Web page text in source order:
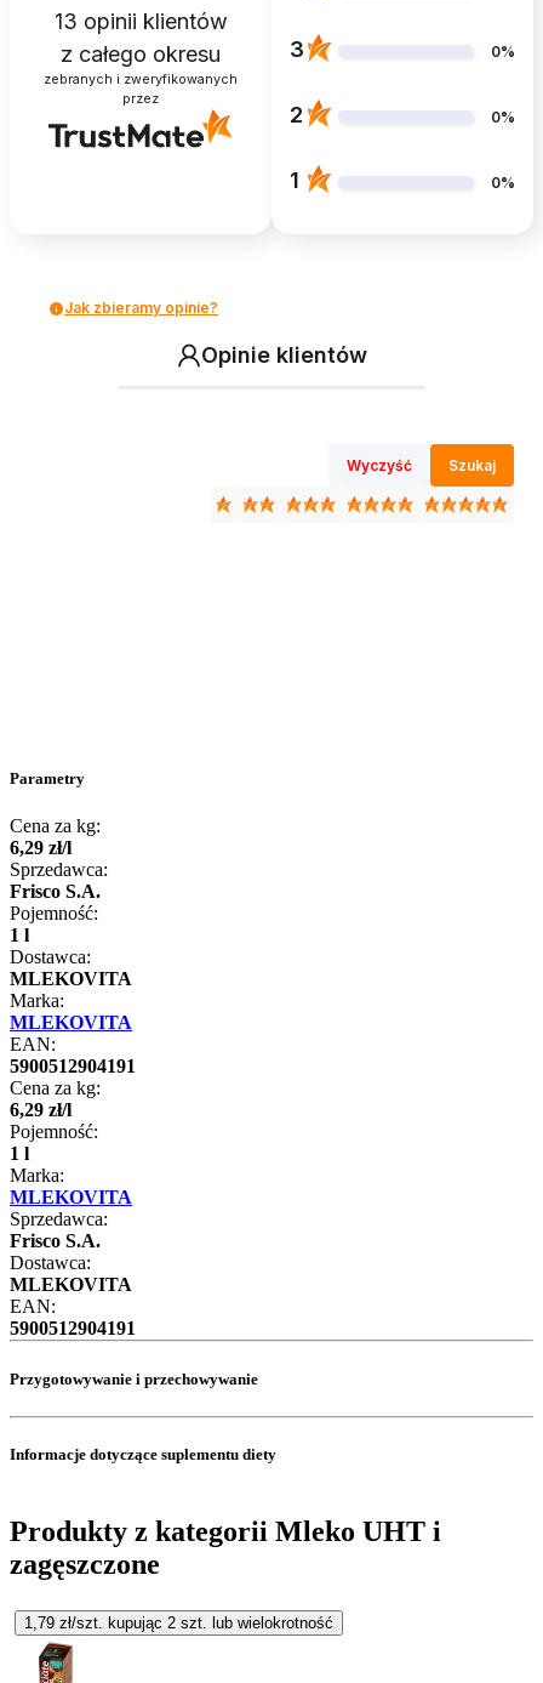
13 opinii klientów
z całego okresu
zebranych i zweryfikowanych
przez
3 0%
2 0%
1 0%
Jak zbieramy opinie?
Opinie klientów
Wyczyść Szukaj
Parametry
Cena za kg:
6,29 zł/l
Sprzedawca:
Frisco S.A.
Pojemność:
1 l
Dostawca:
MLEKOVITA
Marka:
MLEKOVITA
EAN:
5900512904191
Cena za kg:
6,29 zł/l
Pojemność:
1 l
Marka:
MLEKOVITA
Sprzedawca:
Frisco S.A.
Dostawca:
MLEKOVITA
EAN:
5900512904191
Przygotowywanie i przechowywanie
Informacje dotyczące suplementu diety
Produkty z kategorii Mleko UHT i
zagęszczone
1,79 zł/szt. kupując 2 szt. lub wielokrotność